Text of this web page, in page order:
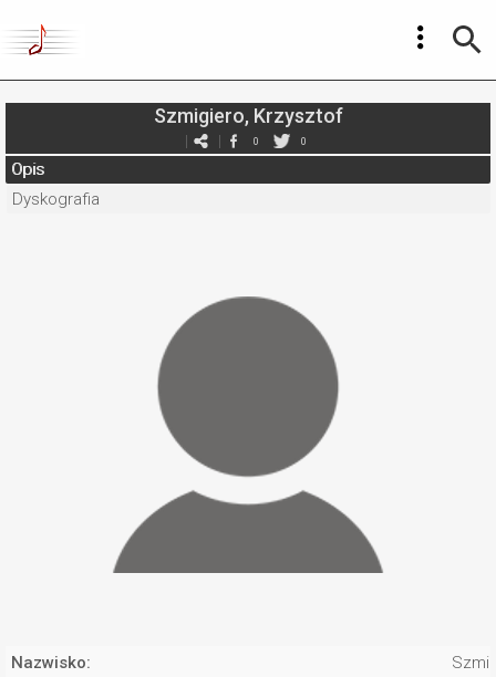
Szmigiero, Krzysztof
0 0
Opis
Dyskografia
Nazwisko: